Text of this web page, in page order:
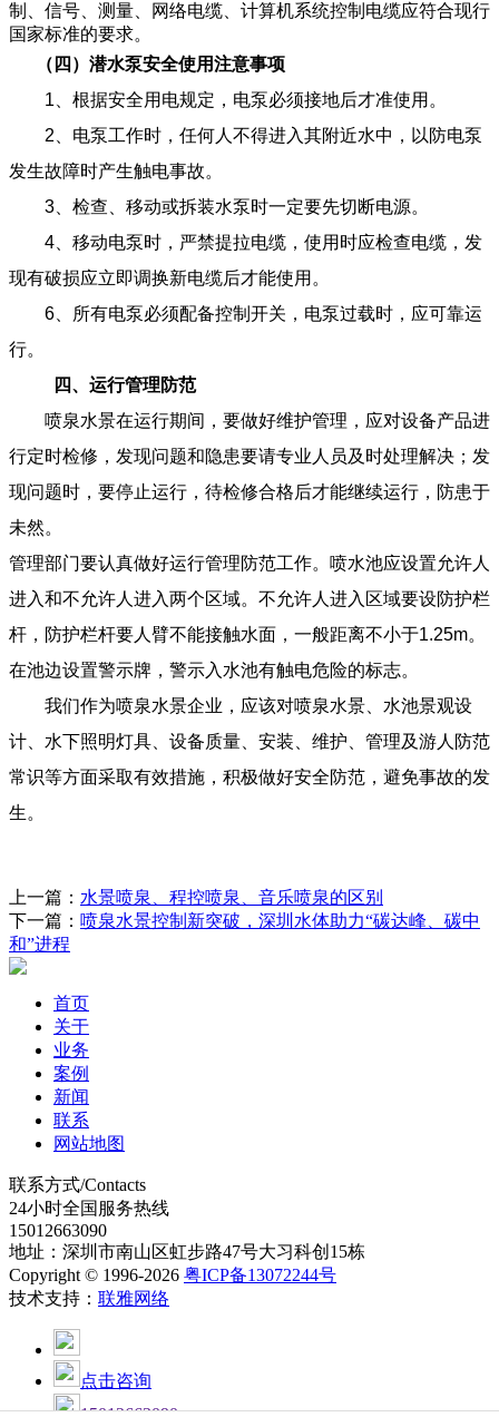
制、信号、测量、网络电缆、计算机系统控制电缆应符合现行
国家标准的要求。
（四） 潜水泵安全使用注意事项
1、根据安全用电规定，电泵必须接地后才准使用。
2、电泵工作时，任何人不得进入其附近水中，以防电泵
发生故障时产生触电事故。
3、检查、移动或拆装水泵时一定要先切断电源。
4、移动电泵时，严禁提拉电缆，使用时应检查电缆，发
现有破损应立即调换新电缆后才能使用。
6、所有电泵必须配备控制开关，电泵过载时，应可靠运
行。
四、运行管理防范
喷泉水景在运行期间，要做好维护管理，应对设备产品进
行定时检修，发现问题和隐患要请专业人员及时处理解决；发
现问题时，要停止运行，待检修合格后才能继续运行，防患于
未然。
管理部门要认真做好运行管理防范工作。喷水池应设置允许人
进入和不允许人进入两个区域。不允许人进入区域要设防护栏
杆，防护栏杆要人臂不能接触水面，一般距离不小于1.25m。
在池边设置警示牌，警示入水池有触电危险的标志。
我们作为喷泉水景企业，应该对喷泉水景、水池景观设
计、水下照明灯具、设备质量、安装、维护、管理及游人防范
常识等方面采取有效措施，积极做好安全防范，避免事故的发
生。
上一篇： 水景喷泉、程控喷泉、音乐喷泉的区别
下一篇： 喷泉水景控制新突破，深圳水体助力“碳达峰、碳中
和”进程
首页
关于
业务
案例
新闻
联系
网站地图
联系方式/Contacts
24小时全国服务热线
15012663090
地址：深圳市南山区虹步路47号大习科创15栋
Copyright © 1996-2026 粤ICP备13072244号
技术支持： 联雅网络
点击咨询
15012663090